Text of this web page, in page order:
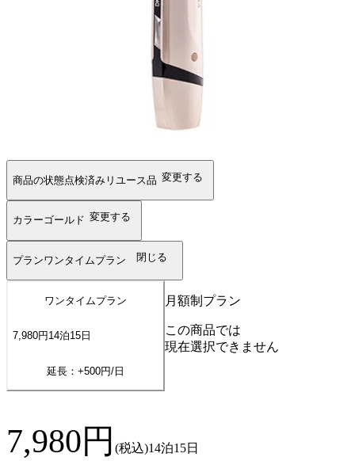
商品の状態点検済みリユース品 変更する
カラーゴールド 変更する
プランワンタイムプラン 閉じる
ワンタイムプラン
7,980円 14泊15 日
延長：+500円/日
月額制プラン
この商品では
現在選択できません
7,980円 (税込)14泊15日